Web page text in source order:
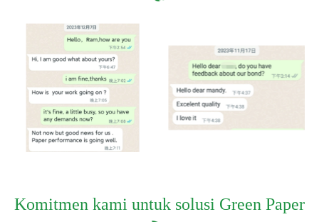
Komitmen kami untuk solusi Green Paper